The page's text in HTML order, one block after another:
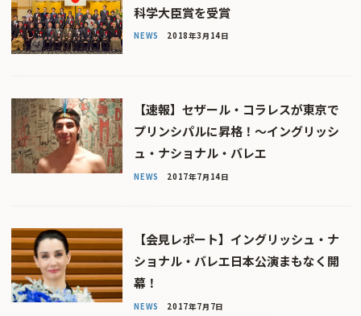
科学大臣賞を受賞
NEWS 2018年3月14日
【速報】セザール・コラレスが東京で
プリンシパルに昇格！〜イングリッシ
ュ・ナショナル・バレエ
NEWS 2017年7月14日
【会見レポート】イングリッシュ・ナ
ショナル・バレエ日本公演まもなく開
幕！
NEWS 2017年7月7日